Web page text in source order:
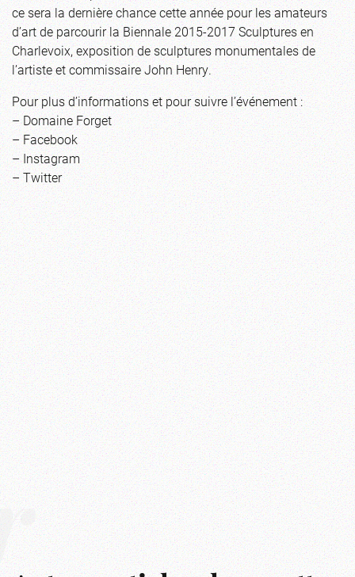
ce sera la dernière chance cette année pour les amateurs
d’art de parcourir la Biennale 2015-2017 Sculptures en
Charlevoix, exposition de sculptures monumentales de
l’artiste et commissaire John Henry.
Pour plus d’informations et pour suivre l’événement :
–Domaine Forget
–Facebook
–Instagram
–Twitter